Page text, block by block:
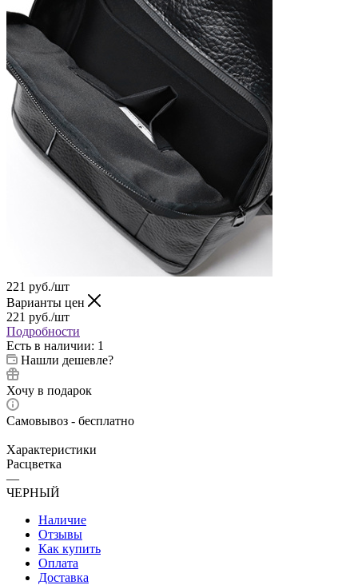
221 руб./шт
Варианты цен
221 руб./шт
Подробности
Есть в наличии: 1
Нашли дешевле?
Хочу в подарок
Самовывоз - бесплатно
Характеристики
Расцветка
—
ЧЕРНЫЙ
Наличие
Отзывы
Как купить
Оплата
Доставка